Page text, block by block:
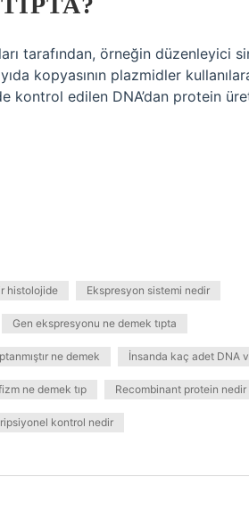
tarafından, örneğin düzenleyici
kopyasının plazmidler
kontrol edilen DNA’dan protein
histolojide Ekspresyon sistemi nedir
Gen ekspresyonu ne demek tıpta
ne demek İnsanda kaç adet DNA
ne demek tıp Recombinant protein nedir
kontrol nedir